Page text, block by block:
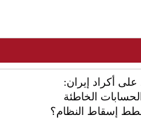
أكراد إيران:
الخاطئة
إسقاط النظام؟